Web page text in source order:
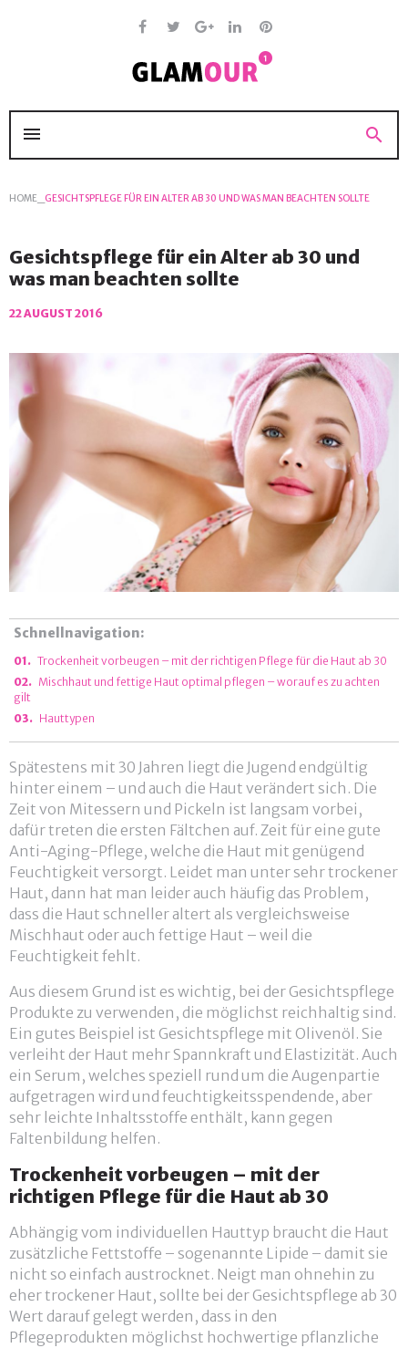
+
LinkedinPinterest
search
menu
HOME GESICHTSPFLEGE FÜR EIN ALTER AB 30 UND WAS MAN BEACHTEN SOLLTE
Gesichtspflege für ein Alter ab 30 und
was man beachten sollte
22 AUGUST 2016
Schnellnavigation:
Trockenheit vorbeugen – mit der richtigen Pflege für die Haut ab 30
Mischhaut und fettige Haut optimal pflegen – worauf es zu achten
gilt
Hauttypen
Spätestens mit 30 Jahren liegt die Jugend endgültig
hinter einem – und auch die Haut verändert sich. Die
Zeit von Mitessern und Pickeln ist langsam vorbei,
dafür treten die ersten Fältchen auf. Zeit für eine gute
Anti-Aging-Pflege, welche die Haut mit genügend
Feuchtigkeit versorgt. Leidet man unter sehr trockener
Haut, dann hat man leider auch häufig das Problem,
dass die Haut schneller altert als vergleichsweise
Mischhaut oder auch fettige Haut – weil die
Feuchtigkeit fehlt.
Aus diesem Grund ist es wichtig, bei der Gesichtspflege
Produkte zu verwenden, die möglichst reichhaltig sind.
Ein gutes Beispiel ist Gesichtspflege mit Olivenöl. Sie
verleiht der Haut mehr Spannkraft und Elastizität. Auch
ein Serum, welches speziell rund um die Augenpartie
aufgetragen wird und feuchtigkeitsspendende, aber
sehr leichte Inhaltsstoffe enthält, kann gegen
Faltenbildung helfen.
Trockenheit vorbeugen – mit der
richtigen Pflege für die Haut ab 30
Abhängig vom individuellen Hauttyp braucht die Haut
zusätzliche Fettstoffe – sogenannte Lipide – damit sie
nicht so einfach austrocknet. Neigt man ohnehin zu
eher trockener Haut, sollte bei der Gesichtspflege ab 30
Wert darauf gelegt werden, dass in den
Pflegeprodukten möglichst hochwertige pflanzliche